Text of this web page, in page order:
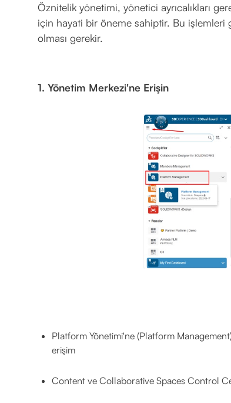
Öznitelik yönetimi, yönetici ayrıcalıkları
için hayati bir öneme sahiptir. Bu işlemleri
olması gerekir.
1. Yönetim Merkezi'ne Erişin
Platform Yönetimi'ne (Platform
erişim
Content ve Collaborative Spaces Control